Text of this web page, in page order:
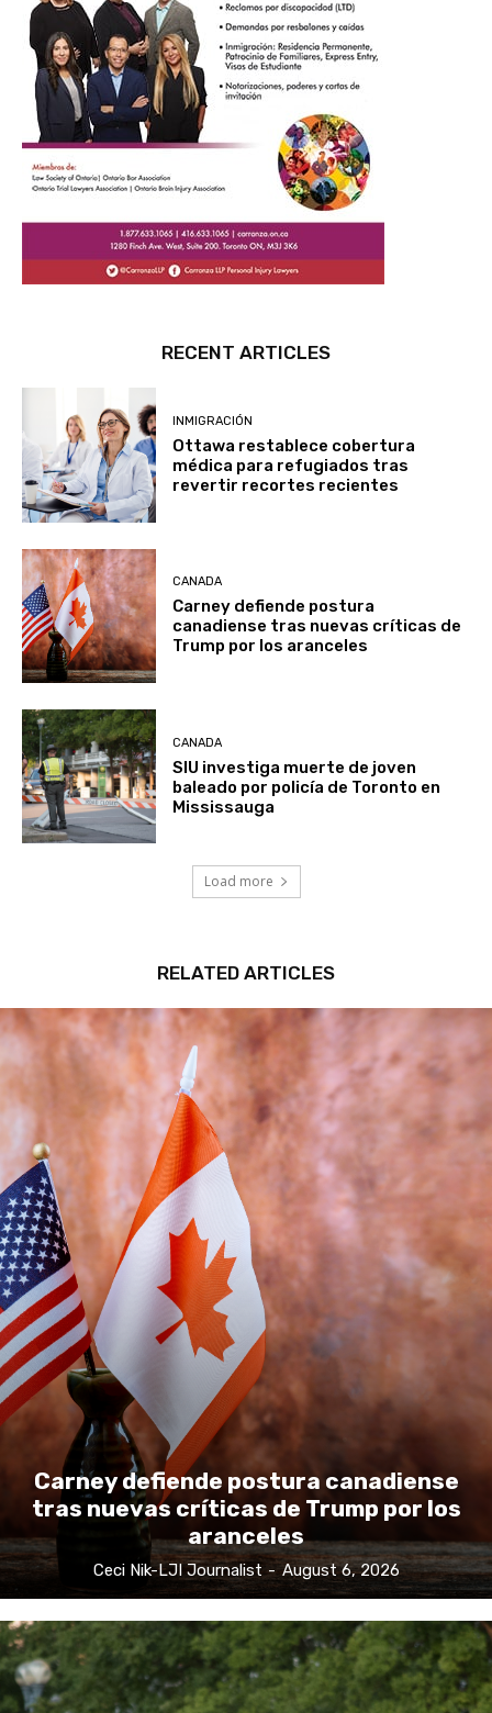
RECENT ARTICLES
INMIGRACIÓN
Ottawa restablece cobertura
médica para refugiados tras
revertir recortes recientes
CANADA
Carney defiende postura
canadiense tras nuevas críticas de
Trump por los aranceles
CANADA
SIU investiga muerte de joven
baleado por policía de Toronto en
Mississauga
Load more
RELATED ARTICLES
Carney defiende postura canadiense
tras nuevas críticas de Trump por los
aranceles
Ceci Nik-LJI Journalist - August 6, 2026